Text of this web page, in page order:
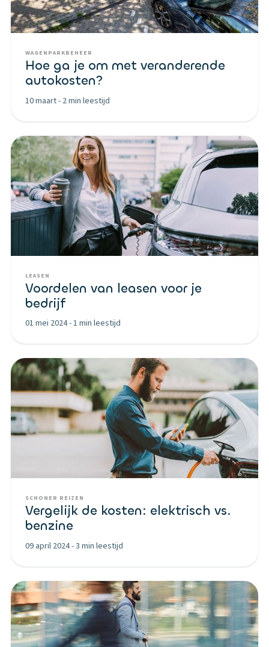
WAGENPARKBEHEER
Hoe ga je om met veranderende
autokosten?
10 maart- 2 min leestijd
LEASEN
Voordelen van leasen voor je
bedrijf
01 mei 2024-1 min leestijd
SCHONER REIZEN
Vergelijk de kosten: elektrisch vs.
benzine
09 april 2024-3 min leestijd